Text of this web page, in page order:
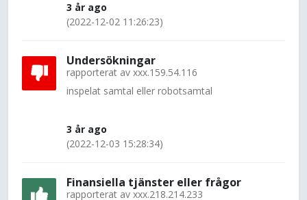
3 år ago
(2022-12-02 11:26:23)
Undersökningar
rapporterat av xxx.159.54.116
inspelat samtal eller robotsamtal
3 år ago
(2022-12-03 15:28:34)
Finansiella tjänster eller frågor
rapporterat av xxx.218.214.233